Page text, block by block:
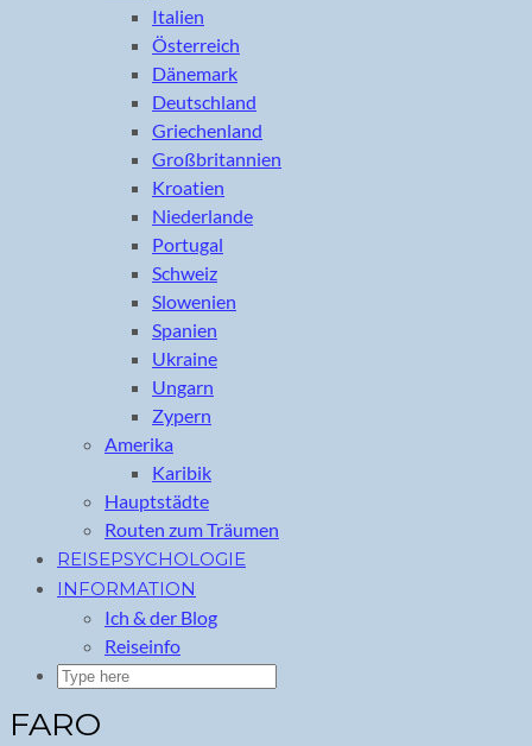
Italien
Österreich
Dänemark
Deutschland
Griechenland
Großbritannien
Kroatien
Niederlande
Portugal
Schweiz
Slowenien
Spanien
Ukraine
Ungarn
Zypern
Amerika
Karibik
Hauptstädte
Routen zum Träumen
REISEPSYCHOLOGIE
INFORMATION
Ich & der Blog
Reiseinfo
FARO